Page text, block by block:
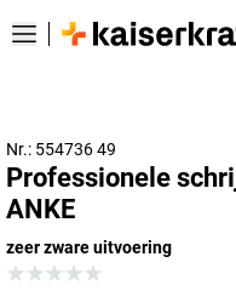
Nr.: 554736 49
Professionele
ANKE
zeer zware uitvoering